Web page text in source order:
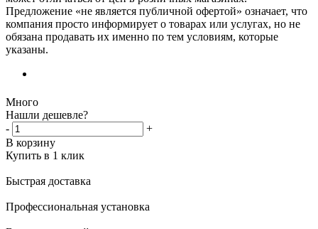
Предложение «не является публичной офертой» означает, что
компания просто информирует о товарах или услугах, но не
обязана продавать их именно по тем условиям, которые
указаны.
Много
Нашли дешевле?
-
+
В корзину
Купить в 1 клик
Быстрая доставка
Профессиональная установка